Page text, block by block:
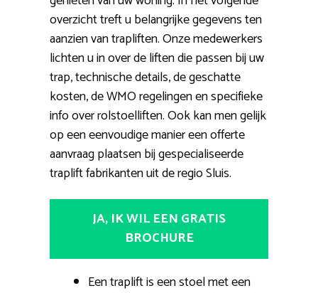
overzicht treft u belangrijke gegevens ten
aanzien van trapliften. Onze medewerkers
lichten u in over de liften die passen bij uw
trap, technische details, de geschatte
kosten, de WMO regelingen en specifieke
info over rolstoelliften. Ook kan men gelijk
op een eenvoudige manier een offerte
aanvraag plaatsen bij gespecialiseerde
traplift fabrikanten uit de regio Sluis.
JA, IK WIL EEN GRATIS
BROCHURE
Een traplift is een stoel met een